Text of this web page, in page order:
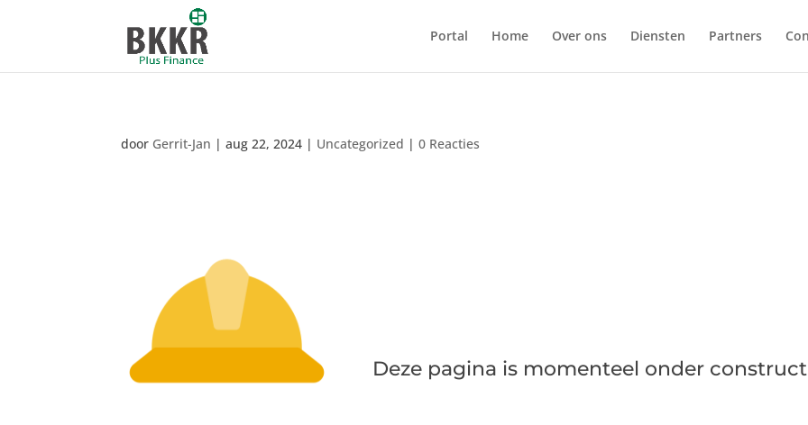
Portal Home Over ons Diensten Partners
door Gerrit-Jan |aug 22, 2024 | Uncategorized |0 Reacties
Deze pagina is momenteel onder